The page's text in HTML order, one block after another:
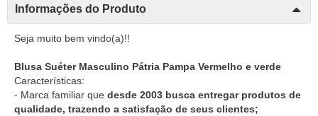
Informações do Produto
Seja muito bem vindo(a)!!
Blusa Suéter Masculino Pátria Pampa Vermelho e verde
Características:
- Marca familiar que desde 2003 busca entregar produtos de
qualidade, trazendo a satisfação de seus clientes;